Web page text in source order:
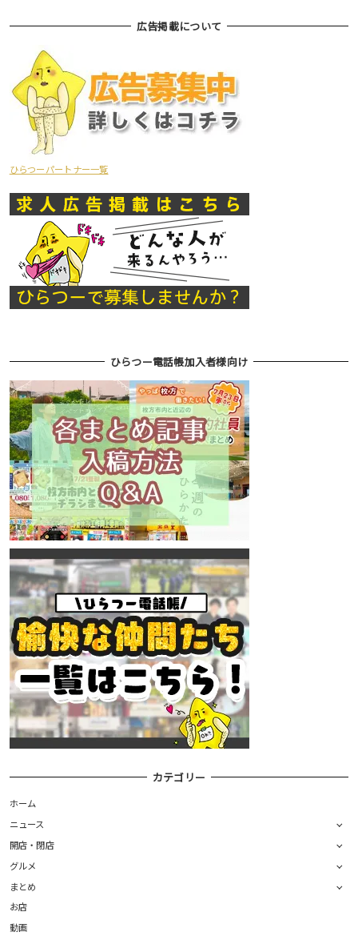
広告掲載について
ひらつーパートナー一覧
ひらつー電話帳加入者様向け
カテゴリー
ホーム
ニュース
開店・閉店
グルメ
まとめ
お店
動画